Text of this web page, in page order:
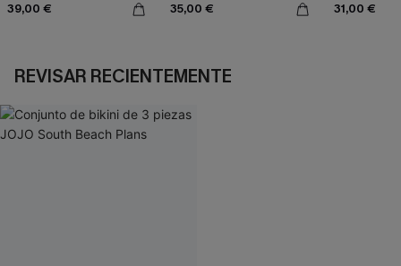
39,00 € 35,00 € 31,00 €
REVISAR RECIENTEMENTE